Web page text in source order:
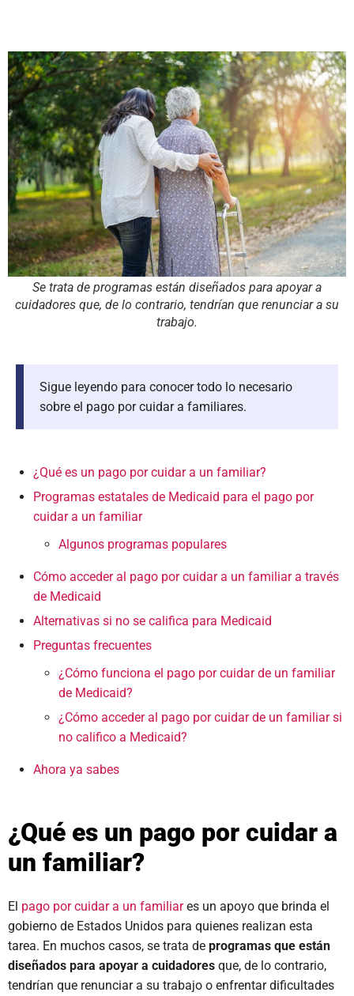
Se trata de programas están diseñados para apoyar a
cuidadores que, de lo contrario, tendrían que renunciar a su
trabajo.
Sigue leyendo para conocer todo lo necesario
sobre el pago por cuidar a familiares.
¿Qué es un pago por cuidar a un familiar?
Programas estatales de Medicaid para el pago por
cuidar a un familiar
Algunos programas populares
Cómo acceder al pago por cuidar a un familiar a través
de Medicaid
Alternativas si no se califica para Medicaid
Preguntas frecuentes
¿Cómo funciona el pago por cuidar de un familiar
de Medicaid?
¿Cómo acceder al pago por cuidar de un familiar si
no califico a Medicaid?
Ahora ya sabes
¿Qué es un pago por cuidar a
un familiar?
El pago por cuidar a un familiares un apoyo que brinda el
gobierno de Estados Unidos para quienes realizan esta
tarea. En muchos casos, se trata de programas que están
diseñados para apoyar a cuidadores que, de lo contrario,
tendrían que renunciar a su trabajo o enfrentar dificultades